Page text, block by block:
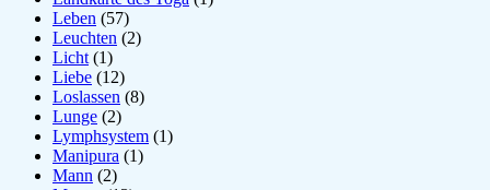
Leben (57)
Leuchten (2)
Licht (1)
Liebe (12)
Loslassen (8)
Lunge (2)
Lymphsystem (1)
Manipura (1)
Mann (2)